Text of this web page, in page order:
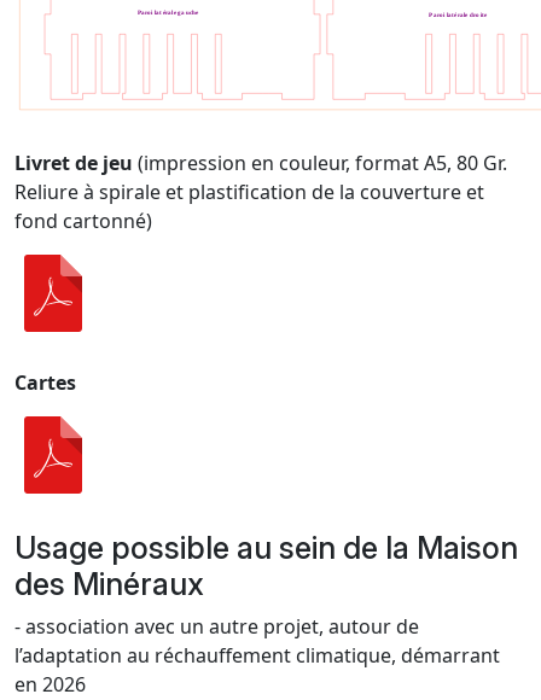
Livret de jeu (impression en couleur, format A5, 80 Gr.
Reliure à spirale et plastification de la couverture et
fond cartonné)
Cartes
Usage possible au sein de la Maison
des Minéraux
- association avec un autre projet, autour de
l’adaptation au réchauffement climatique, démarrant
en 2026